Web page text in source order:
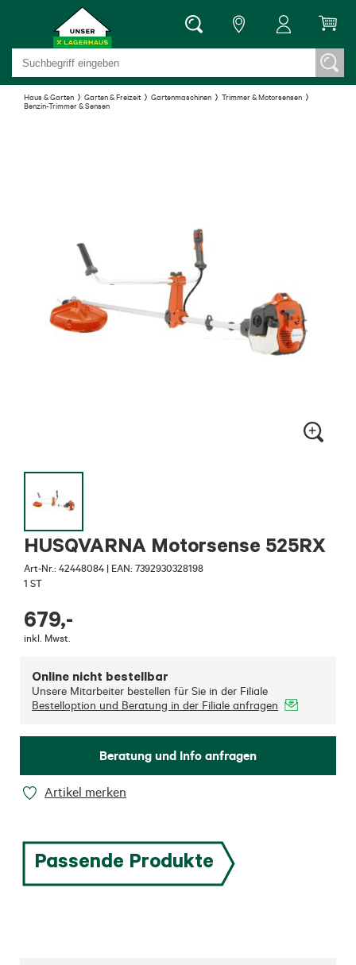
Haus & Garten Garten & Freizeit Gartenmaschinen
Trimmer & Motorsensen
Benzin-Trimmer & Sensen
HUSQVARNA Motorsense 525RX
Art-Nr.: 42448084 | EAN: 7392930328198
1 ST
679,-
inkl. Mwst.
Online nicht bestellbar
Unsere Mitarbeiter bestellen für Sie in der Filiale
Bestelloption und Beratung in der Filiale anfragen
Beratung und Info anfragen
Artikel merken
Passende Produkte